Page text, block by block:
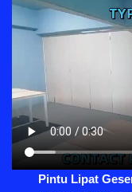
Pintu Lipat